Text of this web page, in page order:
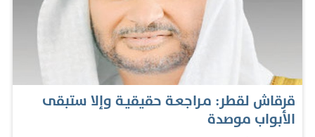
أزمتها. - السؤال المركزي بشأن مراجعة العلاقات مع إيران:
هل نجحت الدبلوماسية والتواصل في تصحيح الخطاب
والسلوك الإيراني الخارجي؟ والجواب «لا» صريحة. وكتب
قرقاش في تغريدات على حسابه في «تويتر»، أمس:
«ستستمر الجزيرة وإعلام قطر في فبركة التقارير السلبية
حول الإمارات، وسيبقى بيت القصيد تصحيح قطر لتوجهها في
قرقاش لقطر: مـراجعـة حقيقيـة وإلا ستبقى
الأبواب موصدة